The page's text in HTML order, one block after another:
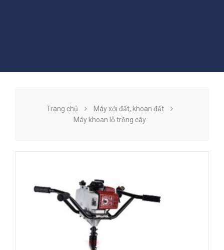
Trang chủ
Máy xới đất, khoan đất
Máy khoan lỗ trồng cây